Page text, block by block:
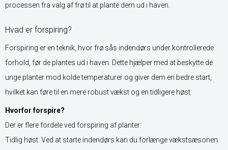
processen fra valg af frø til at plante dem ud i haven.
Hvad er forspiring?
Forspiring er en teknik, hvor frø sås indendørs under kontrollerede
forhold, før de plantes ud i haven. Dette hjælper med at beskytte de
unge planter mod kolde temperaturer og giver dem en bedre start,
hvilket kan føre til en mere robust vækst og en tidligere høst.
Hvorfor forspire?
Der er flere fordele ved forspiring af planter:
Tidlig høst: Ved at starte indendørs kan du forlænge vækstsæsonen.